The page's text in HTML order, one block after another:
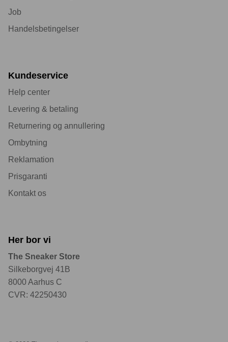
Job
Handelsbetingelser
Kundeservice
Help center
Levering & betaling
Returnering og annullering
Ombytning
Reklamation
Prisgaranti
Kontakt os
Her bor vi
The Sneaker Store
Silkeborgvej 41B
8000 Aarhus C
CVR: 42250430